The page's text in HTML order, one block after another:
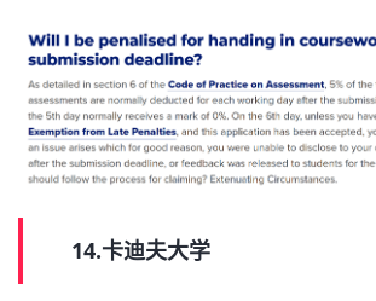
14.卡迪夫大学